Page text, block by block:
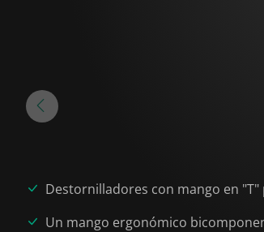
Destornilladores con mango en
Un mango ergonómico